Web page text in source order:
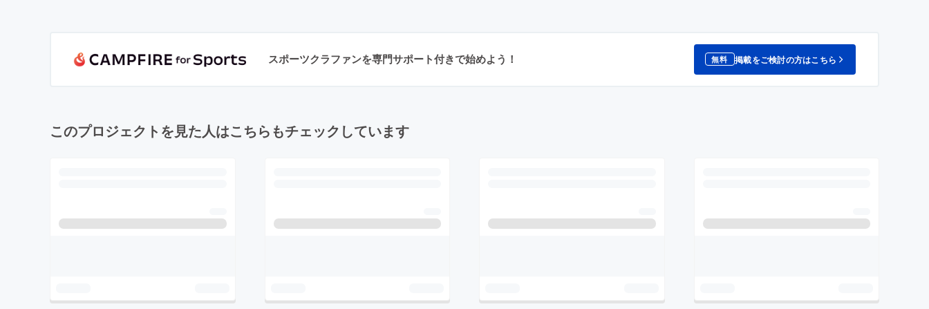
スポーツクラファンを専門サポート付きで始めよう！ 無料 掲載をご検討の方はこちら
このプロジェクトを見た人はこちらもチェックしています